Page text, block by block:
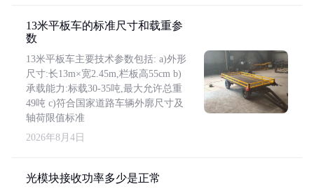
13米平板车的标准尺寸和载重参
数
13米平板车主要技术参数包括: a)外形
尺寸:长13m×宽2.45m,栏板高55cm b)
承载能力:标载30-35吨,最大允许总重
49吨 c)符合国家道路车辆外廓尺寸及
轴荷限值标准
2026年8月4日
光模块接收功率多少是正常